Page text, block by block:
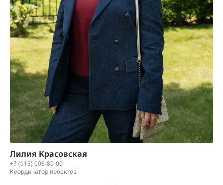
Лилия Красовская
+7 (915) 006-80-00
Координатор проектов